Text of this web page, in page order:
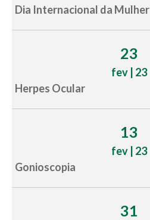
Dia Internacional da Mulher
23
fev | 23
Herpes Ocular
13
fev | 23
Gonioscopia
31